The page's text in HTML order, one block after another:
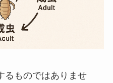
るものではありませ